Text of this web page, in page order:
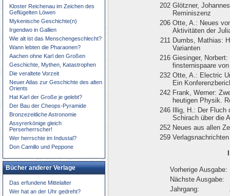
202 Glötzner,
Reminiszenz
206 Otte, A.: Neues
Aktivitäten der
211 Dumbs, Mathias:
Varianten
216 Giesinger,
finsternispaare
232 Otte, A.: Electric
Ein
242 Frank, Werner:
heutigen Physik.
246
Illig, H.: Der
Schirach über die
252 Neues aus allen
259 Verlagsnachrichten
Vorherige Ausgabe:
Nächste Ausgabe:
Jahrgang:
Kloster Reichenau im Zeichen des
Geflügelten Löwen
Mykenische Geschichte(n)
Irgendwo in Gallien
Wie alt ist das Menschengeschlecht?
Wann lebten die Pharaonen?
Aachen ohne Karl den Großen
Geschichte, Mythen, Katastrophen
Die veraltete Vorzeit
Neuer Atlas zur Geschichte des alten
Orients
Hat Karl der Große je gelebt?
Der Bau der Cheops-Pyramide
Bronzezeitliche Astronomie
Assyrerkönige gleich
Perserherrscher!
Wer herrschte im Industal?
Don Camillo und Peppone
Bücher anderer Verlage
Das erfundene Mittelalter
Wer hat an der Uhr gedreht?